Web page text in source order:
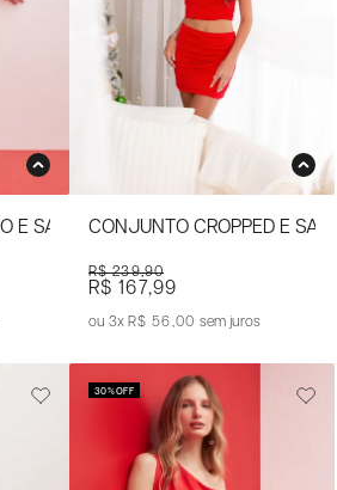
E SAIA MIDI COM AMARRAÇÃO
CONJUNTO CROPPED E
R$ 239,90
R$ 167,99
3x R$ 56,00sem juros
30%OFF